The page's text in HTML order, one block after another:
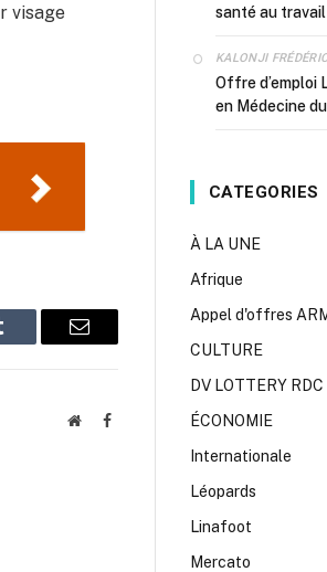
visage
Email
WebsiteFacebook
santé au travail
KALONJI
Offre d’emploi
en Médecine
CATEGORIES
À LA UNE
Afrique
Appel d'offres
CULTURE
DV LOTTERY RDC
ÉCONOMIE
Internationale
Léopards
Linafoot
Mercato